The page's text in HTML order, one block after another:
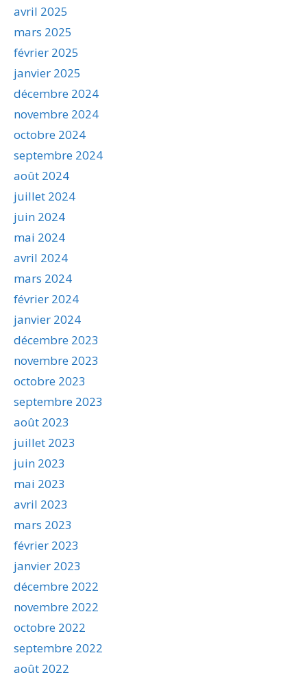
avril 2025
mars 2025
février 2025
janvier 2025
décembre 2024
novembre 2024
octobre 2024
septembre 2024
août 2024
juillet 2024
juin 2024
mai 2024
avril 2024
mars 2024
février 2024
janvier 2024
décembre 2023
novembre 2023
octobre 2023
septembre 2023
août 2023
juillet 2023
juin 2023
mai 2023
avril 2023
mars 2023
février 2023
janvier 2023
décembre 2022
novembre 2022
octobre 2022
septembre 2022
août 2022